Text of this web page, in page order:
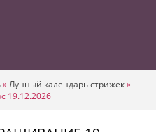
»Лунный календарь стрижек»
19.12.2026